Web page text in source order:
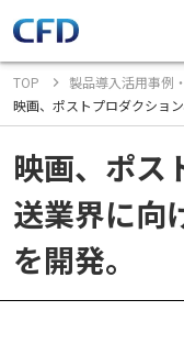
TOP
製品導入活用事例
映画、ポストプロダクショ
映画、ポス
送業界に向
を開発。